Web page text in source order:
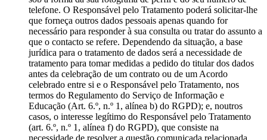
telefone. O Responsável pelo Tratamento poderá solicitar-lhe
que forneça outros dados pessoais apenas quando for
necessário para responder à sua consulta ou tratar do assunto a
que o contacto se refere. Dependendo da situação, a base
jurídica para o tratamento de dados será a necessidade de
tratamento para tomar medidas a pedido do titular dos dados
antes da celebração de um contrato ou de um Acordo
celebrado entre si e o Responsável pelo Tratamento, nos
termos do Regulamento do Serviço de Informação e
Educação (Art. 6.º, n.º 1, alínea b) do RGPD); e, noutros
casos, o interesse legítimo do Responsável pelo Tratamento
(art. 6.º, n.º 1, alínea f) do RGPD), que consiste na
necessidade de resolver a questão comunicada relacionada